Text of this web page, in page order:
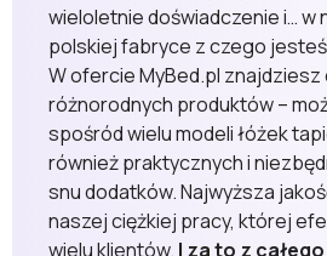
wieloletnie doświadczenie i… w
polskiej fabryce z czego
W ofercie MyBed.pl
różnorodnych produktów –
spośród wielu modeli łóżek
również praktycznych i
snu dodatków. Najwyższa
naszej ciężkiej pracy, której
wielu klientów. I za to z